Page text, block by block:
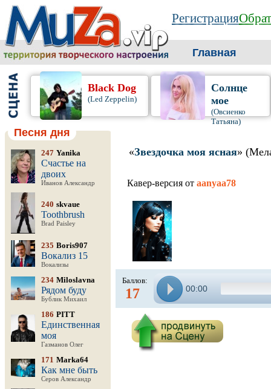
Регистрация
Главная
Black Dog
(Led Zeppelin)
Солнце
мое
(Овсиенко
Татьяна)
Песня дня
247 Yanika
Счастье на
двоих
Иванов Александр
240 skvaue
Toothbrush
Brad Paisley
235 Boris907
Вокализ 15
Вокализы
234 Miloslavna
Рядом буду
Бублик Михаил
186 PITT
Единственная
моя
Газманов Олег
171 Marka64
Как мне быть
Серов Александр
«Звездочка моя ясная»
Кавер-версия от aanyaa78
Баллов:
17 00:00